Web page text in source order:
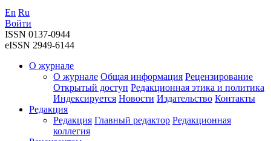
En Ru
Войти
ISSN 0137-0944
eISSN 2949-6144
О журнале
О журнале Общая информация Рецензирование
Открытый доступ Редакционная этика и политика
Индекcируется Новости Издательство Контакты
Редакция
Редакция Главный редактор Редакционная
коллегия